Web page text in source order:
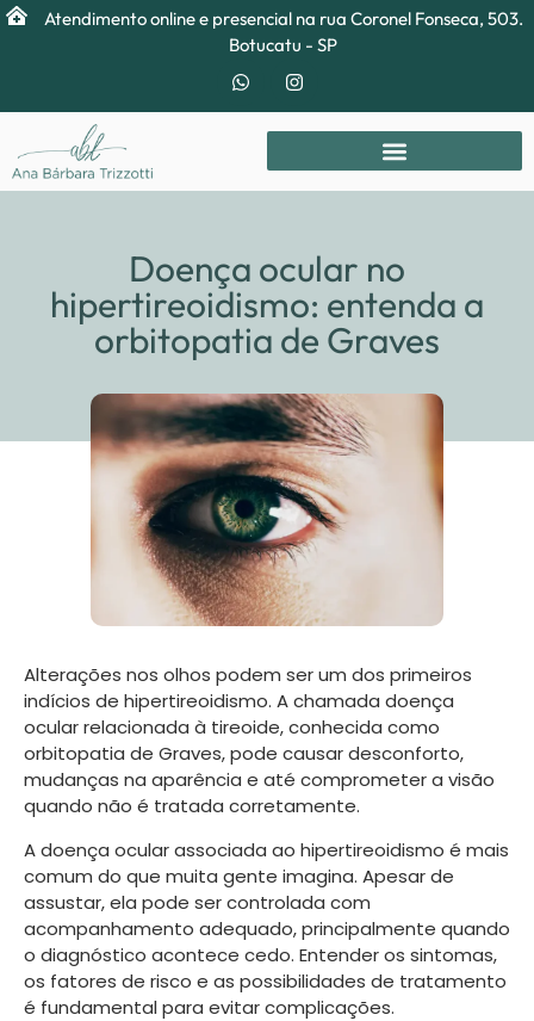
Atendimento online e presencial na rua Coronel Fonseca, 503.
Botucatu - SP
Doença ocular no
hipertireoidismo: entenda a
orbitopatia de Graves
Alterações nos olhos podem ser um dos primeiros
indícios de hipertireoidismo. A chamada doença
ocular relacionada à tireoide, conhecida como
orbitopatia de Graves, pode causar desconforto,
mudanças na aparência e até comprometer a visão
quando não é tratada corretamente.
A doença ocular associada ao hipertireoidismo é mais
comum do que muita gente imagina. Apesar de
assustar, ela pode ser controlada com
acompanhamento adequado, principalmente quando
o diagnóstico acontece cedo. Entender os sintomas,
os fatores de risco e as possibilidades de tratamento
é fundamental para evitar complicações.